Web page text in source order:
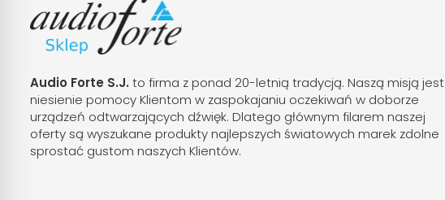
Audio Forte S.J. to firma z ponad 20-letnią tradycją. Naszą misją jest
niesienie pomocy Klientom w zaspokajaniu oczekiwań w doborze
urządzeń odtwarzających dźwięk. Dlatego głównym filarem naszej
oferty są wyszukane produkty najlepszych światowych marek zdolne
sprostać gustom naszych Klientów.